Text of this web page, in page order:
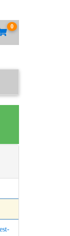
0